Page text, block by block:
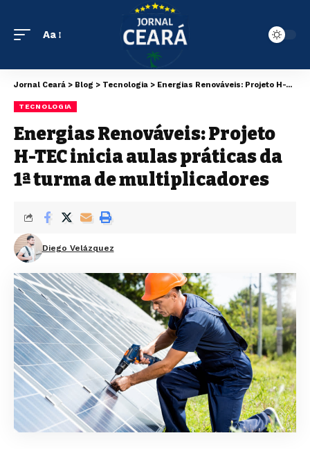
Aa
Jornal Ceará > Blog > Tecnologia > Energias Renováveis: Projeto H-TEC inicia aulas práticas da 1ª turma de multiplicadores
TECNOLOGIA
Energias Renováveis: Projeto
H-TEC inicia aulas práticas da
1ª turma de multiplicadores
Diego Velázquez